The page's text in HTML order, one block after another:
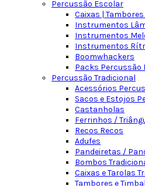
Percussão Escolar
Caixas |
Instrumentos
Instrumentos
Instrumentos
Boomwhackers
Packs Percussão
Percussão Tradicional
Acessórios
Sacos e Estojos
Castanholas
Ferrinhos /
Recos Recos
Adufes
Pandeiretas /
Bombos
Caixas e Tarolas
Tambores e